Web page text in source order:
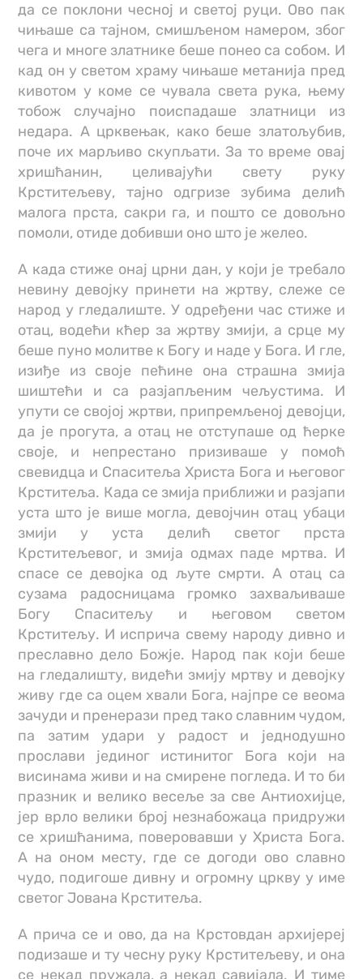
да се поклони чесној и светој руци. Ово пак
чињаше са тајном, смишљеном намером, због
чега и многе златнике беше понео са собом. И
кад он у светом храму чињаше метанија пред
кивотом у коме се чувала света рука, њему
тобож случајно поиспадаше златници из
недара. А црквењак, како беше златољубив,
поче их марљиво скупљати. За то време овај
хришћанин, целивајући свету руку
Крститељеву, тајно одгризе зубима делић
малога прста, сакри га, и пошто се довољно
помоли, отиде добивши оно што је желео.
А када стиже онај црни дан, у који је требало
невину девојку принети на жртву, слеже се
народ у гледалиште. У одређени час стиже и
отац, водећи кћер за жртву змији, а срце му
беше пуно молитве к Богу и наде у Бога. И гле,
изиђе из своје пећине она страшна змија
шиштећи и са разјапљеним чељустима. И
упути се својој жртви, припремљеној девојци,
да је прогута, а отац не отступаше од ћерке
своје, и непрестано призиваше у помоћ
свевидца и Спаситеља Христа Бога и његовог
Крститеља. Када се змија приближи и разјапи
уста што је више могла, девојчин отац убаци
змији у уста делић светог прста
Крститељевог, и змија одмах паде мртва. И
спасе се девојка од љуте смрти. А отац са
сузама радосницама громко захваљиваше
Богу Спаситељу и његовом светом
Крститељу. И исприча свему народу дивно и
преславно дело Божје. Народ пак који беше
на гледалишту, видећи змију мртву и девојку
живу где са оцем хвали Бога, најпре се веома
зачуди и пренерази пред тако славним чудом,
па затим удари у радост и једнодушно
прослави јединог истинитог Бога који на
висинама живи и на смирене погледа. И то би
празник и велико весеље за све Антиохијце,
јер врло велики број незнабожаца придружи
се хришћанима, поверовавши у Христа Бога.
А на оном месту, где се догоди ово славно
чудо, подигоше дивну и огромну цркву у име
светог Јована Крститеља.
А прича се и ово, да на Крстовдан архијереј
подизаше и ту чесну руку Крститељеву, и она
се некад пружала, а некад савијала. И тиме